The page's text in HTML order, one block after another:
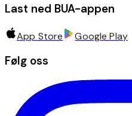
Last ned BUA-appen
App Store Google Play
Følg oss